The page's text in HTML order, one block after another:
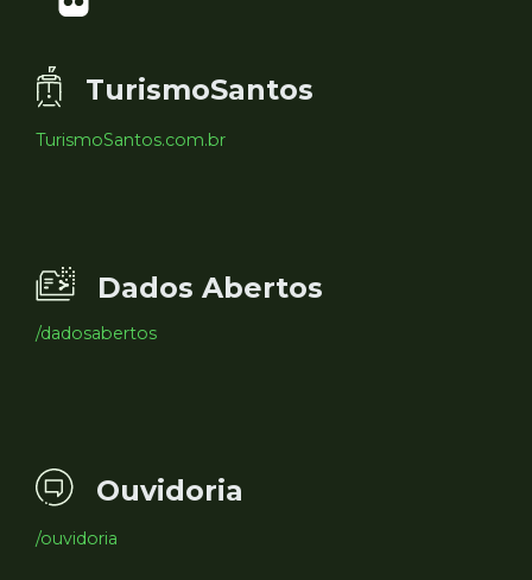
TurismoSantos
TurismoSantos.com.br
Dados Abertos
/dadosabertos
Ouvidoria
/ouvidoria